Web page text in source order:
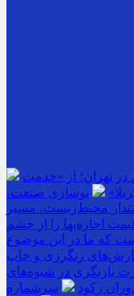
در تهران؛ از «خدمت
نوسازی صنعت،
محیط‌زیست، مسیر
اجاره‌بها را از چشم
که ما در این موضوع
رنگرزی و چاپ
بازنگری در شیوه‌های
رکود
سرشماره «MALIAT»